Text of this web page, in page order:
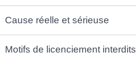
Cause réelle et sérieuse
Motifs de licenciement interdits